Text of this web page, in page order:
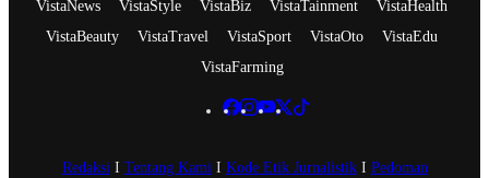
VistaNews VistaStyle VistaBiz VistaTainment
VistaHealth
VistaBeauty
VistaTravel VistaSport VistaOto
VistaEdu
VistaFarming
RedaksiI Tentang KamiI Kode Etik JurnalistikI Pedoman